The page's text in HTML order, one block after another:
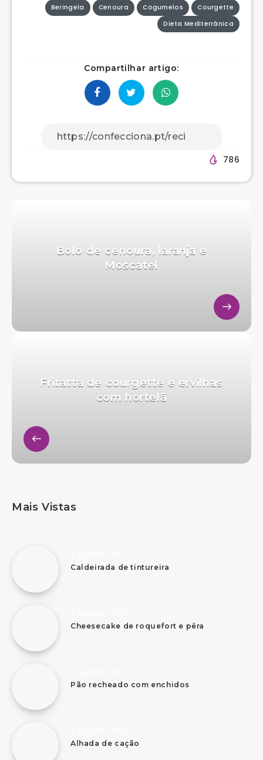
Beringela Cenoura Cogumelos
Courgette
Dieta Mediterrânica
Compartilhar artigo:
786
Bolo de cenoura, laranja e
Moscatel
Fritatta de courgette e ervilhas
com hortelã
Mais Vistas
Caldeirada de tintureira
Cheesecake de roquefort e pêra
Pão recheado com enchidos
Alhada de cação